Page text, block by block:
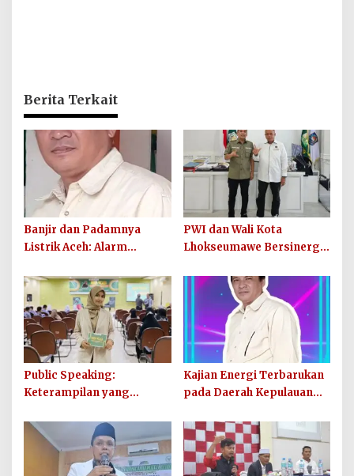
Berita Terkait
Banjir dan Padamnya
Listrik Aceh: Alarm
PWI dan Wali Kota
Lhokseumawe Bersinergi
Public Speaking:
Keterampilan yang
Kerja
Kajian Energi Terbarukan
pada Daerah Kepulauan